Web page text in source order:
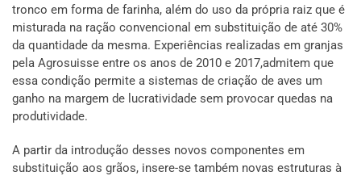
tronco em forma de farinha, além do uso da própria raiz que é
misturada na ração convencional em substituição de até 30%
da quantidade da mesma. Experiências realizadas em granjas
pela Agrosuisse entre os anos de 2010 e 2017,admitem que
essa condição permite a sistemas de criação de aves um
ganho na margem de lucratividade sem provocar quedas na
produtividade.
A partir da introdução desses novos componentes em
substituição aos grãos, insere-se também novas estruturas à